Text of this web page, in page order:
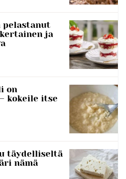
pelastanut
ja
on
kokeile itse
täydelliseltä
nämä